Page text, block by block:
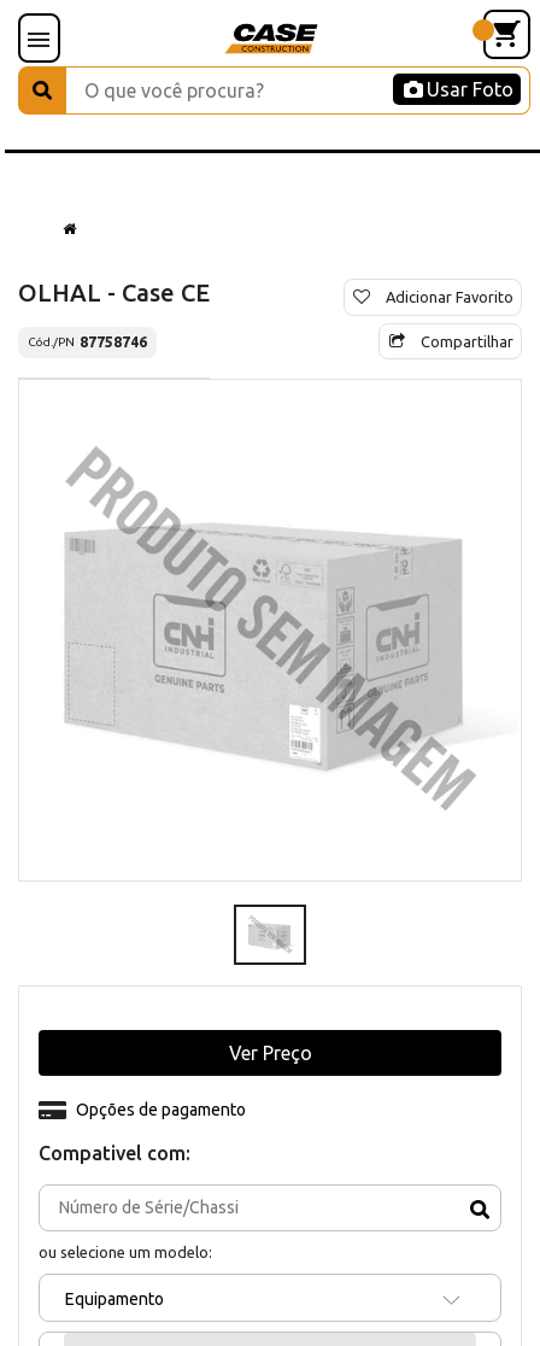
Usar Foto
OLHAL - Case CE
Cód./PN 87758746
Adicionar Favorito
Compartilhar
Compativel com:
ou selecione um modelo:
Equipamento
Opções de pagamento
Ver Preço